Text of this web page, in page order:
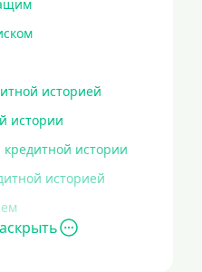
историей
истории
истории
историей